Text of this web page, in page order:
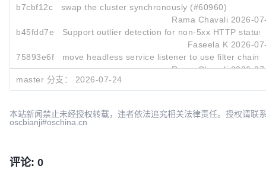
b7cbf12c
swap the cluster synchronously (#60960)
Rama Chavali 2026-
b45fdd7e
Support outlier detection for non-5xx HTTP status
Faseela K 2026-
75893e6f
move headless service listener to use filter
Rama Chavali 2026-
master 分支：
2026-07-24
本站新闻禁止未经授权转载，违者依法追究相关法律责任。授权请联
oscbianji#oschina.cn
评论: 0